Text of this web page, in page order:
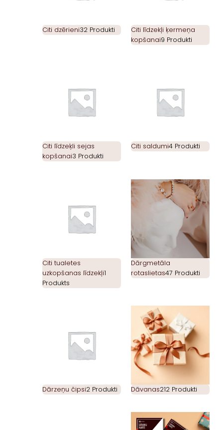
Citi dzērieni32 Produkti
Citi līdzekļi ķermeņa
kopšanai9 Produkti
Citi līdzeķli sejas
kopšanai3 Produkti
Citi saldumi4 Produkti
Citi tualetes
uzkopšanas līdzekļi1
Produkts
Dārgmetāla
rotaslietas47 Produkti
Dārzeņu čipsi2 Produkti Dāvanas212 Produkti